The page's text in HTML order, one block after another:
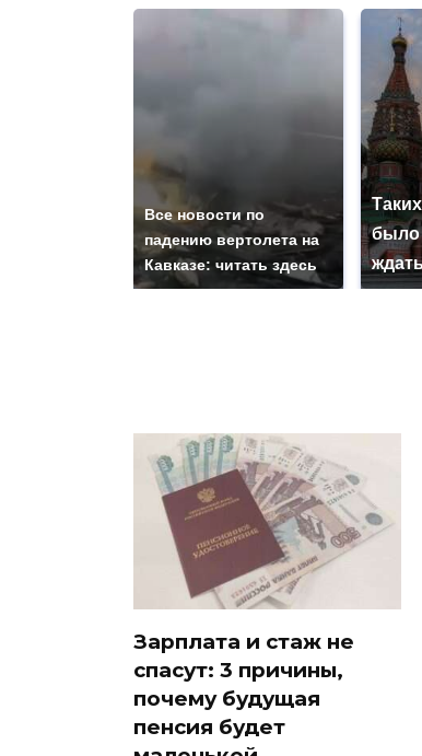
Все новости по
падению вертолета на
Кавказе: читать здесь
было
Зарплата и стаж не
спасут: 3 причины,
почему будущая
пенсия будет